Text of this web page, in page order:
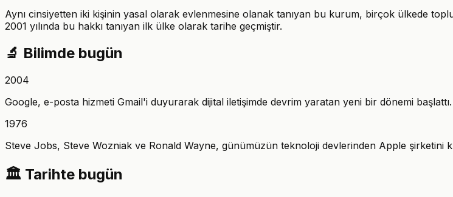
Aynı cinsiyetten iki kişinin yasal olarak evlenmesine olanak tanıyan bu kurum, birçok ülkede
2001 yılında bu hakkı tanıyan ilk ülke olarak tarihe geçmiştir.
🔬 Bilimde bugün
2004
Google, e-posta hizmeti Gmail'i duyurarak dijital iletişimde devrim yaratan yeni bir dönemi başlattı.
1976
Steve Jobs, Steve Wozniak ve Ronald Wayne, günümüzün teknoloji devlerinden Apple şirketini
🏛️ Tarihte bugün